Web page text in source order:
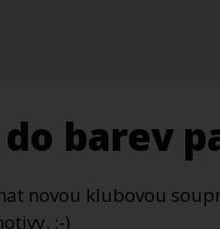
barev
novou klubovou
;-)